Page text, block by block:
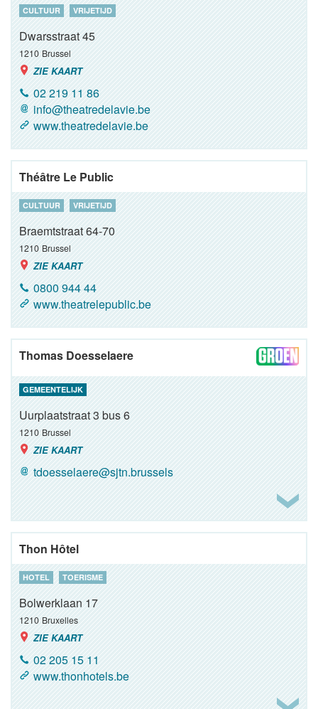
CULTUUR VRIJETIJD
Dwarsstraat 45
1210 Brussel
ZIE KAART
02 219 11 86
info@theatredelavie.be
www.theatredelavie.be
Théâtre Le Public
CULTUUR VRIJETIJD
Braemtstraat 64-70
1210 Brussel
ZIE KAART
0800 944 44
www.theatrelepublic.be
Thomas Doesselaere
GEMEENTELIJK
Uurplaatstraat 3 bus 6
1210 Brussel
ZIE KAART
tdoesselaere@sjtn.brussels
Thon Hôtel
HOTEL TOERISME
Bolwerklaan 17
1210 Bruxelles
ZIE KAART
02 205 15 11
www.thonhotels.be